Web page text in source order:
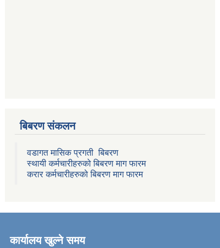
बिबरण संकलन
वडागत मासिक प्रगती बिबरण
स्थायी कर्मचारीहरुको बिबरण माग फारम
करार कर्मचारीहरुको बिबरण माग फारम
कार्यालय खुल्ने समय